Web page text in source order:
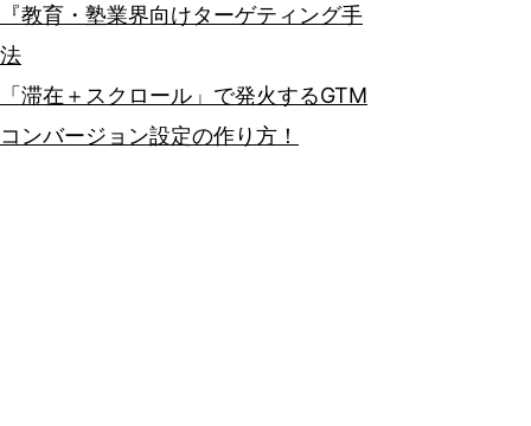
『教育・塾業界向けターゲティング手
法
「滞在＋スクロール」で発火するGTM
コンバージョン設定の作り方！